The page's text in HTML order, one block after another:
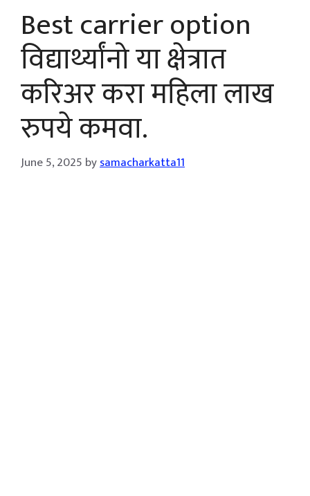
Best carrier option
विद्यार्थ्यांनो या क्षेत्रात
करिअर करा महिला लाख
रुपये कमवा.
June 5, 2025 bysamacharkatta11